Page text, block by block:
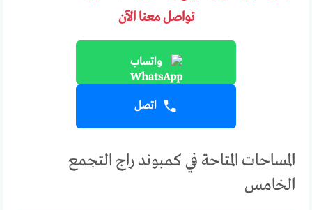
تواصل معنا الآن
واتساب
اتصل
المساحات المتاحة في كمبوند راج التجمع
الخامس